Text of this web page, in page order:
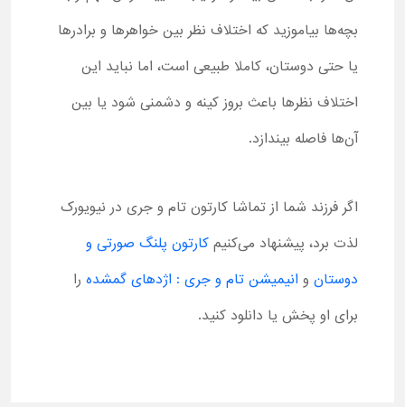
بچه‌ها بیاموزید که اختلاف نظر بین خواهرها و برادرها
یا حتی دوستان، کاملا طبیعی است، اما نباید این
اختلاف نظرها باعث بروز کینه و دشمنی شود یا بین
آن‌ها فاصله بیندازد.
اگر فرزند شما از تماشا کارتون تام و جری در نیویورک
لذت برد، پیشنهاد می‌کنیم کارتون پلنگ صورتی و
دوستان و انیمیشن تام و جری : اژدهای گمشده را
برای او پخش یا دانلود کنید.